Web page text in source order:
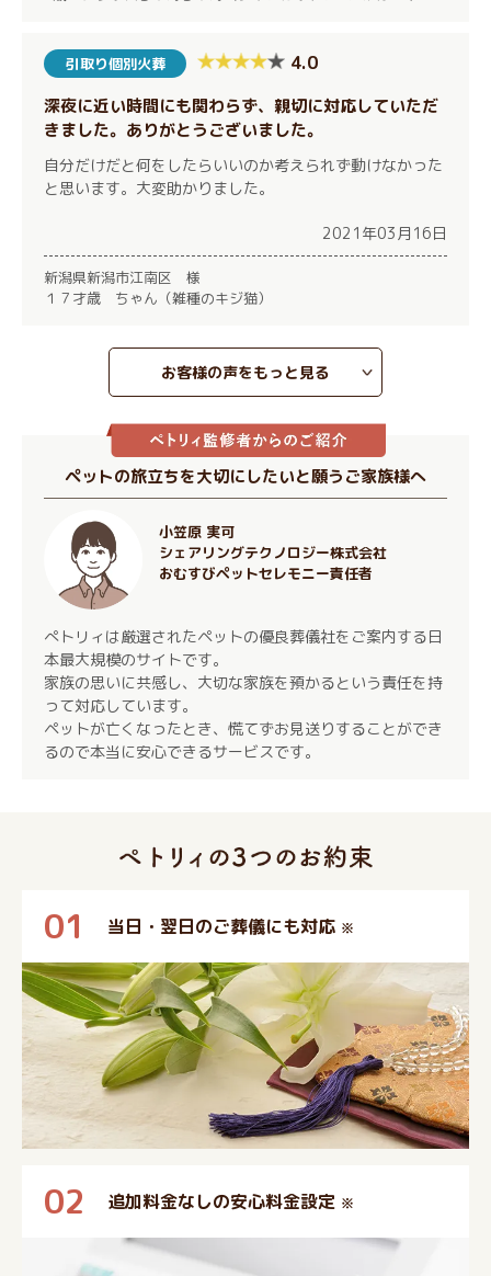
引取り個別火葬 4.0
深夜に近い時間にも関わらず、親切に対応していただ
きました。ありがとうございました。
自分だけだと何をしたらいいのか考えられず動けなかった
と思います。大変助かりました。
2021年03月16日
新潟県新潟市江南区 様
１７才歳 ちゃん（雑種のキジ猫）
お客様の声をもっと見る
ペットの旅立ちを大切にしたいと願うご家族様へ
小笠原 実可
シェアリングテクノロジー株式会社
おむすびペットセレモニー責任者
ぺトリィは厳選されたペットの優良葬儀社をご案内する日
本最大規模のサイトです。
家族の思いに共感し、大切な家族を預かるという責任を持
って対応しています。
ペットが亡くなったとき、慌てずお見送りすることができ
るので本当に安心できるサービスです。
01 当日・翌日のご葬儀にも対応 ※
02 追加料金なしの安心料金設定 ※